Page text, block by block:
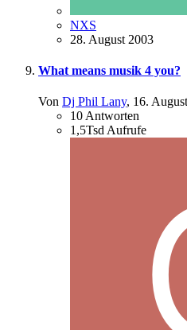
NXS
28. August 2003
What means musik 4 you?
Von Dj Phil Lany, 16.
10 Antworten
1,5Tsd Aufrufe